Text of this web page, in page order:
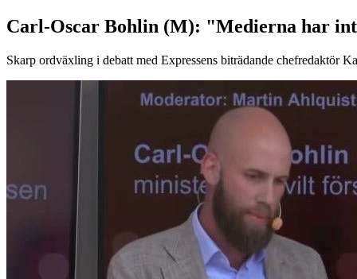
Carl-Oscar Bohlin (M): "Medierna har
Skarp ordväxling i debatt med Expressens biträdande chefredaktör